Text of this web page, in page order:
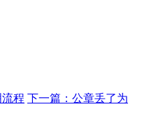
程 下一篇：公章丢了为